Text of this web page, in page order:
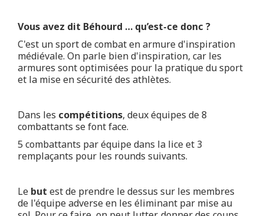
Vous avez dit Béhourd … qu’est-ce donc ?
C'est un sport de combat en armure d'inspiration
médiévale. On parle bien d'inspiration, car les
armures sont optimisées pour la pratique du sport
et la mise en sécurité des athlètes.
Dans les compétitions, deux équipes de 8
combattants se font face.
5 combattants par équipe dans la lice et 3
remplaçants pour les rounds suivants.
Le but est de prendre le dessus sur les membres
de l'équipe adverse en les éliminant par mise au